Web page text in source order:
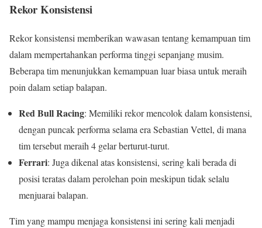
Rekor Konsistensi
Rekor konsistensi memberikan wawasan tentang kemampuan tim
dalam mempertahankan performa tinggi sepanjang musim.
Beberapa tim menunjukkan kemampuan luar biasa untuk meraih
poin dalam setiap balapan.
Red Bull Racing: Memiliki rekor mencolok dalam konsistensi,
dengan puncak performa selama era Sebastian Vettel, di mana
tim tersebut meraih 4 gelar berturut-turut.
Ferrari: Juga dikenal atas konsistensi, sering kali berada di
posisi teratas dalam perolehan poin meskipun tidak selalu
menjuarai balapan.
Tim yang mampu menjaga konsistensi ini sering kali menjadi